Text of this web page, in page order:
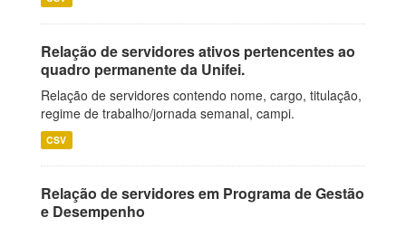
Relação de servidores ativos pertencentes ao
quadro permanente da Unifei.
Relação de servidores contendo nome, cargo, titulação,
regime de trabalho/jornada semanal, campi.
CSV
Relação de servidores em Programa de Gestão
e Desempenho